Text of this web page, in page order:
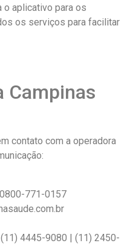
aplicativo para os
os serviços para facilitar
Campinas
contato com a operadora
771-0157
4445-9080 | (11) 2450-